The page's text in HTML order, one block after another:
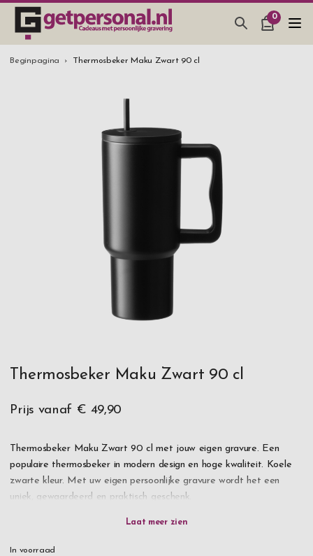
0
CADEAUS & GADGETS
CADEAUS IDEEËN
Beginpagina Thermosbeker Maku Zwart 90 cl
Thermosbeker Maku Zwart 90 cl
Prijs vanaf € 49,90
Thermosbeker Maku Zwart 90 cl met jouw eigen gravure. Een
populaire thermosbeker in modern design en hoge kwaliteit. Koele
zwarte kleur. Met uw eigen persoonlijke gravure wordt het een
uniek, gewaardeerd en praktisch geschenk.
voorraad is, maak dan van de gelegenheid gebruik om zo
In voorraad